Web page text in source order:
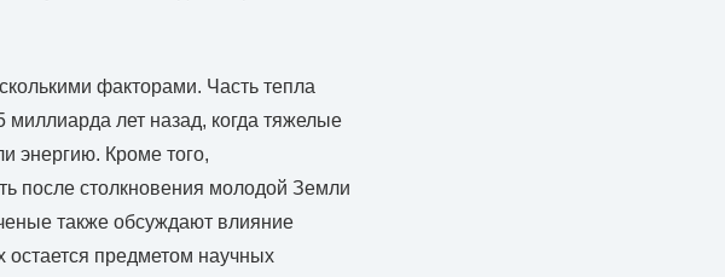
факторами. Часть тепла
лет назад, когда тяжелые
энергию. Кроме того,
после столкновения молодой Земли
также обсуждают влияние
остается предметом научных